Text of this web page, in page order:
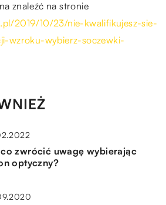
znaleźć na stronie
2019/10/23/nie-kwalifikujesz-sie-
wzroku-wybierz-soczewki-
zwrócić uwagę wybierając
optyczny?